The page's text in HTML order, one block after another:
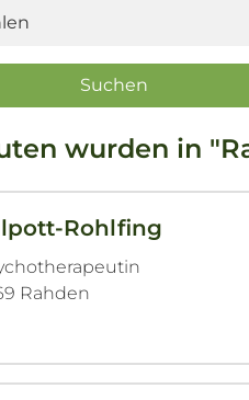
wurden in
Rohlfing
Rahden